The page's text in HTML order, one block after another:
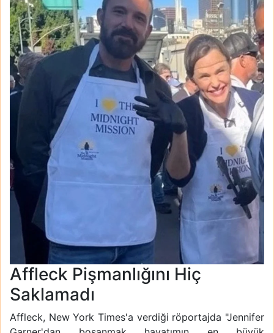
Affleck Pişmanlığını Hiç
Saklamadı
Affleck, New York Times'a verdiği röportajda "Jennifer